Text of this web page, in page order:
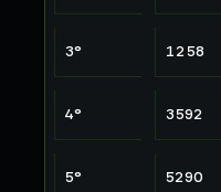
3° 1258
4° 3592
5° 5290